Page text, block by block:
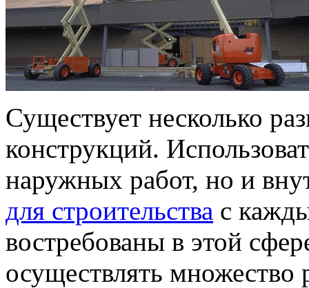
Существует несколько
конструкций.
наружных работ, но и
для строительства с
востребованы в этой
осуществлять множество